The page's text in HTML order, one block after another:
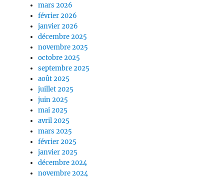
mars 2026
février 2026
janvier 2026
décembre 2025
novembre 2025
octobre 2025
septembre 2025
août 2025
juillet 2025
juin 2025
mai 2025
avril 2025
mars 2025
février 2025
janvier 2025
décembre 2024
novembre 2024